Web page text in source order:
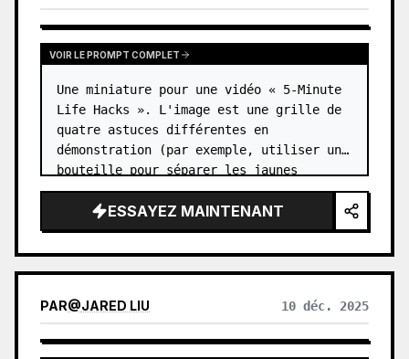
VOIR LE PROMPT COMPLET
Une miniature pour une vidéo « 5-Minute
Life Hacks ». L'image est une grille de
quatre astuces différentes en
démonstration (par exemple, utiliser une
bouteille pour séparer les jaunes
d'œufs). …
ESSAYEZ MAINTENANT
PAR@JARED LIU 10 déc. 2025